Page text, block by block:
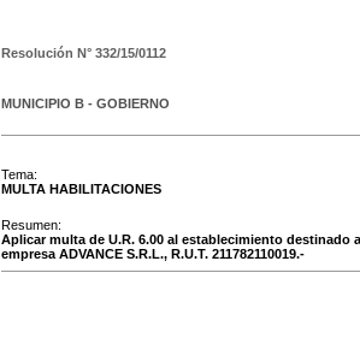
Resolución N° 332/15/0112
MUNICIPIO B - GOBIERNO
Tema:
MULTA HABILITACIONES
Resumen:
Aplicar multa de U.R. 6.00 al establecimiento destinado
empresa ADVANCE S.R.L., R.U.T. 211782110019.-